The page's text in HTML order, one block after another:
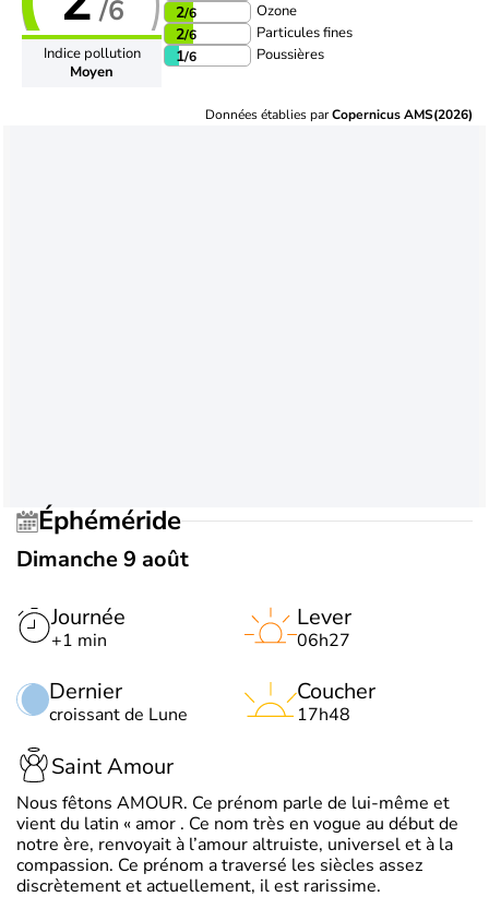
/6
Indice pollution
Moyen
2/6 Ozone
2/6 Particules fines
1/6 Poussières
Données établies parCopernicus AMS(2026)
Éphéméride
Dimanche 9 août
Journée
+1 min
Dernier
croissant de Lune
Lever
06h27
Coucher
17h48
Saint Amour
Nous fêtons AMOUR. Ce prénom parle de lui-même et
vient du latin « amor . Ce nom très en vogue au début de
notre ère, renvoyait à l’amour altruiste, universel et à la
compassion. Ce prénom a traversé les siècles assez
discrètement et actuellement, il est rarissime.